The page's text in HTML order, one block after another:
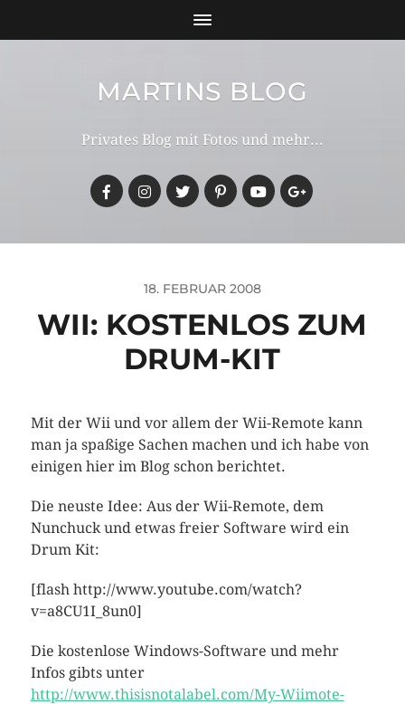
MARTINS BLOG
Privates Blog mit Fotos und mehr...
18. FEBRUAR 2008
WII: KOSTENLOS ZUM
DRUM-KIT
Mit der Wii und vor allem der Wii-Remote kann
man ja spaßige Sachen machen und ich habe von
einigen hier im Blog schon berichtet.
Die neuste Idee: Aus der Wii-Remote, dem
Nunchuck und etwas freier Software wird ein
Drum Kit:
[flash http://www.youtube.com/watch?
v=a8CU1I_8un0]
Die kostenlose Windows-Software und mehr
Infos gibts unter
http://www.thisisnotalabel.com/My-Wiimote-